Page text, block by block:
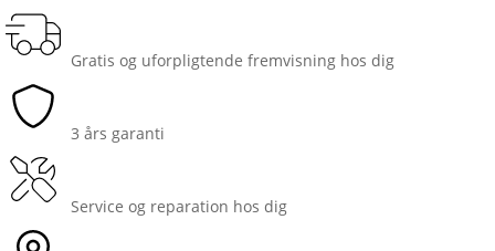
Gratis og uforpligtende fremvisning hos dig
3 års garanti
Service og reparation hos dig